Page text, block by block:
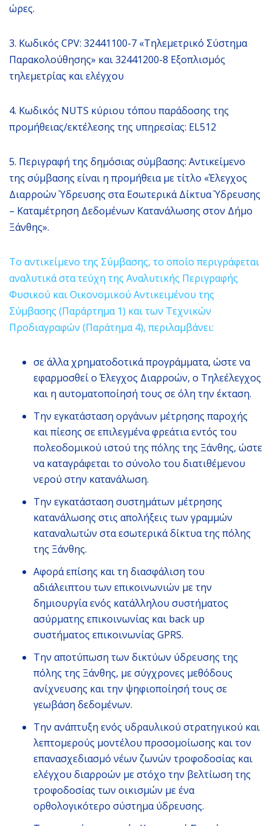
ώρες.
3. Κωδικός CPV: 32441100-7 «Τηλεμετρικό Σύστημα
Παρακολούθησης» και 32441200-8 Εξοπλισμός
τηλεμετρίας και ελέγχου
4. Κωδικός NUTS κύριου τόπου παράδοσης της
προμήθειας/εκτέλεσης της υπηρεσίας: EL512
5. Περιγραφή της δημόσιας σύμβασης: Αντικείμενο
της σύμβασης είναι η προμήθεια με τίτλο «Έλεγχος
Διαρροών Ύδρευσης στα Εσωτερικά Δίκτυα Ύδρευσης
– Καταμέτρηση Δεδομένων Κατανάλωσης στον Δήμο
Ξάνθης».
Το αντικείμενο της Σύμβασης, το οποίο περιγράφεται
αναλυτικά στα τεύχη της Αναλυτικής Περιγραφής
Φυσικού και Οικονομικού Αντικειμένου της
Σύμβασης (Παράρτημα 1) και των Τεχνικών
Προδιαγραφών (Παράτημα 4), περιλαμβάνει:
σε άλλα χρηματοδοτικά προγράμματα, ώστε να
εφαρμοσθεί ο Έλεγχος Διαρροών, ο Τηλεέλεγχος
και η αυτοματοποίησή τους σε όλη την έκταση.
Την εγκατάσταση οργάνων μέτρησης παροχής
και πίεσης σε επιλεγμένα φρεάτια εντός του
πολεοδομικού ιστού της πόλης της Ξάνθης, ώστε
να καταγράφεται το σύνολο του διατιθέμενου
νερού στην κατανάλωση.
Την εγκατάσταση συστημάτων μέτρησης
κατανάλωσης στις απολήξεις των γραμμών
καταναλωτών στα εσωτερικά δίκτυα της πόλης
της Ξάνθης.
Αφορά επίσης και τη διασφάλιση του
αδιάλειπτου των επικοινωνιών με την
δημιουργία ενός κατάλληλου συστήματος
ασύρματης επικοινωνίας και back up
συστήματος επικοινωνίας GPRS.
Την αποτύπωση των δικτύων ύδρευσης της
πόλης της Ξάνθης, με σύγχρονες μεθόδους
ανίχνευσης και την ψηφιοποίησή τους σε
γεωβάση δεδομένων.
Την ανάπτυξη ενός υδραυλικού στρατηγικού και
λεπτομερούς μοντέλου προσομοίωσης και τον
επανασχεδιασμό νέων ζωνών τροφοδοσίας και
ελέγχου διαρροών με στόχο την βελτίωση της
τροφοδοσίας των οικισμών με ένα
ορθολογικότερο σύστημα ύδρευσης.